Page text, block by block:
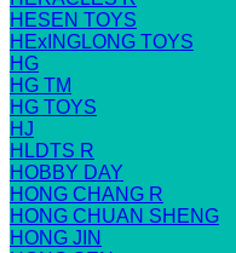
HESEN TOYS
HExINGLONG TOYS
HG
HG TM
HG TOYS
HJ
HLDTS R
HOBBY DAY
HONG CHANG R
HONG CHUAN SHENG
HONG JIN